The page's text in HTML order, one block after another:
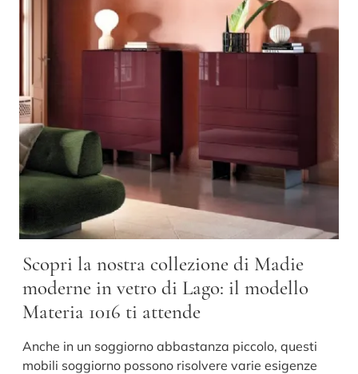
Scopri la nostra collezione di Madie
moderne in vetro di Lago: il modello
Materia 1016 ti attende
Anche in un soggiorno abbastanza piccolo, questi
mobili soggiorno possono risolvere varie esigenze